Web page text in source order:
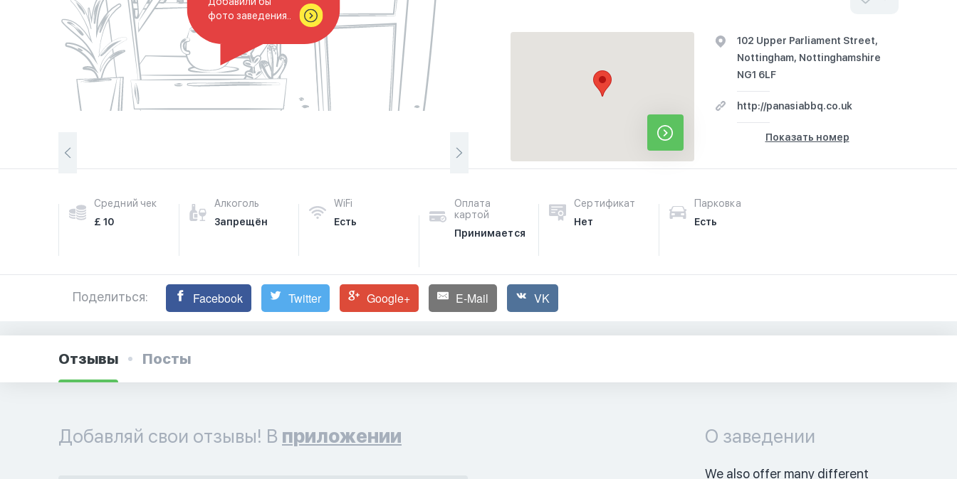
фото заведения..
102 Upper Parliament Street,
Nottingham, Nottinghamshire
NG1 6LF
http://panasiabbq.co.uk
Показать номер
Средний чек
£ 10
Алкоголь
Запрещён
WiFi
Есть
Оплата
картой
Принимается
Сертификат
Нет
Парковка
Есть
Поделиться: Facebook Twitter Google+ E-Mail VK
Отзывы Посты
Добавляй свои отзывы! В приложении О заведении
We also offer many different